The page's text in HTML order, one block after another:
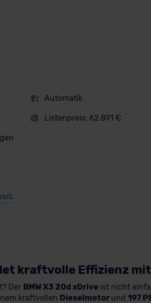
Automatik
Listenpreis: 62.891 €
kraftvolle Effizienz
Der BMW X3 20d xDrive ist nicht
kraftvollen Dieselmotor und 197